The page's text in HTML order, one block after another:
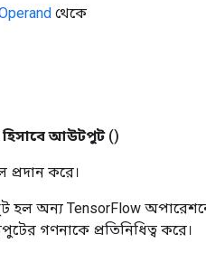
থেকে
হিসাবে আউটপুট ()
প্রদান করে।
হল অন্য TensorFlow
গণনাকে প্রতিনিধিত্ব করে।